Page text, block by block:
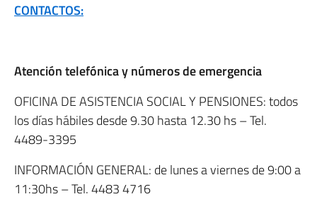
CONTACTOS:
Atención telefónica y números de emergencia
OFICINA DE ASISTENCIA SOCIAL Y PENSIONES: todos
los días hábiles desde 9.30 hasta 12.30 hs – Tel.
4489-3395
INFORMACIÓN GENERAL: de lunes a viernes de 9:00 a
11:30hs – Tel. 4483 4716